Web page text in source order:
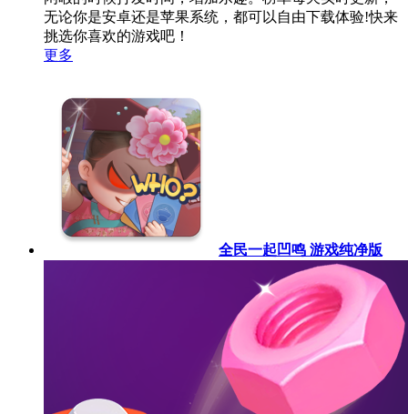
无论你是安卓还是苹果系统，都可以自由下载体验!快来
挑选你喜欢的游戏吧！
更多
全民一起凹鸣 游戏纯净版